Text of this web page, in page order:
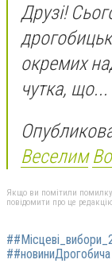
Друзі!
окремих
чутка, що...
Веселим
Якщо ви помітили помилку,
повідомити про це
##новиниДрогобича